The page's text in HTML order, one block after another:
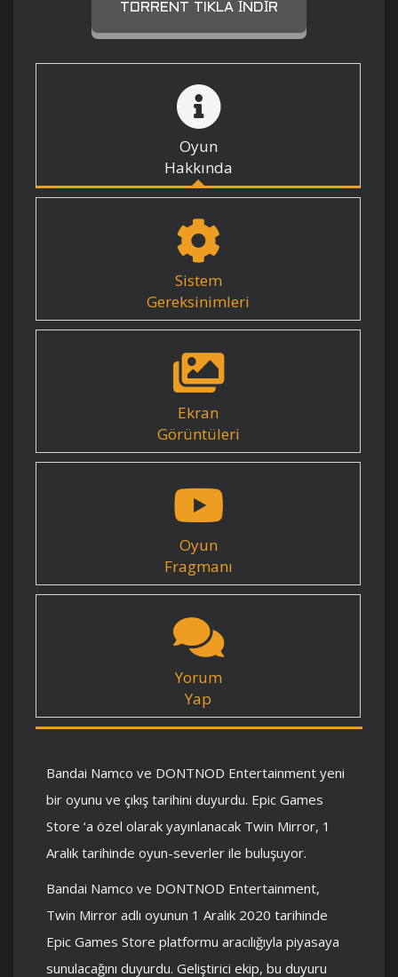
TORRENT TIKLA İNDIR
Oyun
Hakkında
Sistem
Gereksinimleri
Ekran
Görüntüleri
Oyun
Fragmanı
Yorum
Yap
Bandai Namco ve DONTNOD Entertainment yeni
bir oyunu ve çıkış tarihini duyurdu. Epic Games
Store ‘a özel olarak yayınlanacak Twin Mirror, 1
Aralık tarihinde oyun-severler ile buluşuyor.
Bandai Namco ve DONTNOD Entertainment,
Twin Mirror adlı oyunun 1 Aralık 2020 tarihinde
Epic Games Store platformu aracılığıyla piyasaya
sunulacağını duyurdu. Geliştirici ekip, bu duyuru